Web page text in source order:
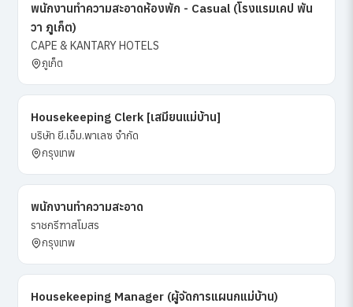
พนักงานทำความสะอาดห้องพัก - Casual (โรงแรมเคป พัน
วา ภูเก็ต)
CAPE & KANTARY HOTELS
ภูเก็ต
Housekeeping Clerk [เสมียนแม่บ้าน]
บริษัท ยี.เอ็ม.พาเลซ จำกัด
กรุงเทพ
พนักงานทำความสะอาด
ราชกรีฑาสโมสร
กรุงเทพ
Housekeeping Manager (ผู้จัดการแผนกแม่บ้าน)